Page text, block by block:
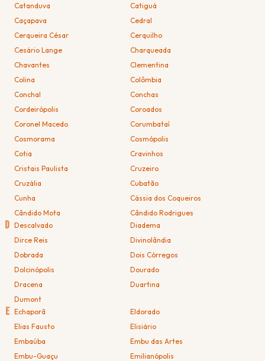
Catanduva
Catiguá
Caçapava
Cedral
Cerqueira César
Cerquilho
Cesário Lange
Charqueada
Chavantes
Clementina
Colina
Colômbia
Conchal
Conchas
Cordeirópolis
Coroados
Coronel Macedo
Corumbataí
Cosmorama
Cosmópolis
Cotia
Cravinhos
Cristais Paulista
Cruzeiro
Cruzália
Cubatão
Cunha
Cássia dos Coqueiros
Cândido Mota
Cândido Rodrigues
D Descalvado
Diadema
Dirce Reis
Divinolândia
Dobrada
Dois Córregos
Dolcinópolis
Dourado
Dracena
Duartina
Dumont
E Echaporã
Eldorado
Elias Fausto
Elisiário
Embaúba
Embu das Artes
Embu-Guaçu
Emilianópolis